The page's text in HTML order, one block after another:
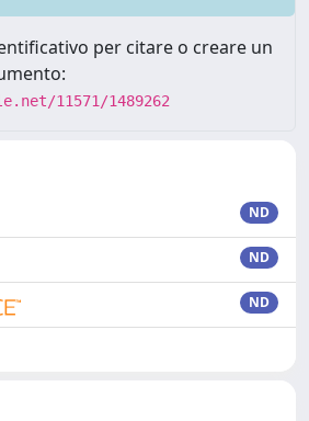
per citare o creare un
11571/1489262
ND
ND
ND